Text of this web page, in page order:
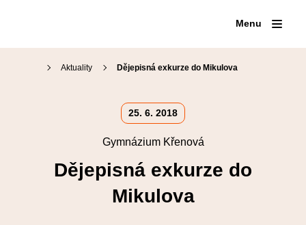
Menu
Den otevřených dveří
Přijímací zkoušky
Přípravné kurzy
Virtuální prohlídka
Kariérové poradenství
Organizace školního roku
Maturitní zkoušky
Školní jídelna
Školní knihovna
Aktuality Dějepisná exkurze do Mikulova
25. 6. 2018
Gymnázium Křenová
Dějepisná exkurze do
Mikulova